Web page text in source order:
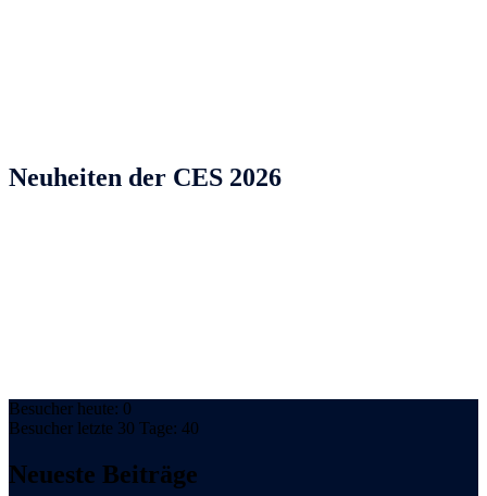
Neuheiten der CES 2026
Besucher heute: 0
Besucher letzte 30 Tage: 40
Neueste Beiträge